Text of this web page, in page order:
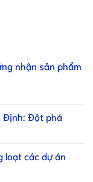
nhận sản phẩm
Định: Đột phá
loạt các dự án